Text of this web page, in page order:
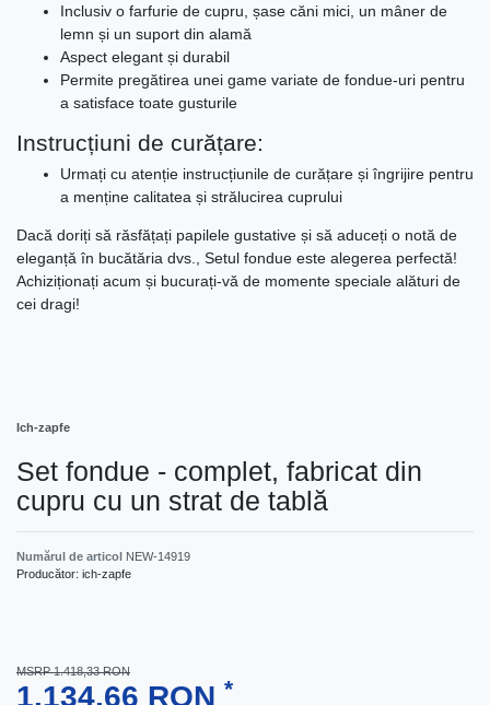
Inclusiv o farfurie de cupru, șase căni mici, un mâner de
lemn și un suport din alamă
Aspect elegant și durabil
Permite pregătirea unei game variate de fondue-uri pentru
a satisface toate gusturile
Instrucțiuni de curățare:
Urmați cu atenție instrucțiunile de curățare și îngrijire pentru
a menține calitatea și strălucirea cuprului
Dacă doriți să răsfățați papilele gustative și să aduceți o notă de
eleganță în bucătăria dvs., Setul fondue este alegerea perfectă!
Achiziționați acum și bucurați-vă de momente speciale alături de
cei dragi!
Ich-zapfe
Set fondue - complet, fabricat din
cupru cu un strat de tablă
Numărul de articol NEW-14919
Producător: ich-zapfe
MSRP 1.418,33 RON
1.134,66 RON *